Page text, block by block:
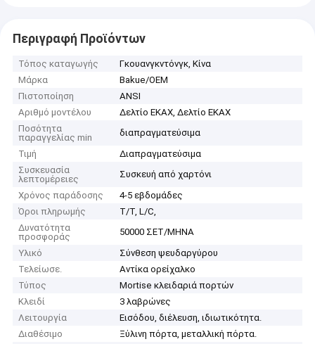
Περιγραφή Προϊόντων
Τόπος καταγωγής
Γκουανγκντόνγκ, Κίνα
Μάρκα
Bakue/OEM
Πιστοποίηση
ANSI
Αριθμό μοντέλου
Δελτίο ΕΚΑΧ, Δελτίο ΕΚΑΧ
Ποσότητα
παραγγελίας min
διαπραγματεύσιμα
Τιμή
Διαπραγματεύσιμα
Συσκευασία
λεπτομέρειες
Συσκευή από χαρτόνι
Χρόνος παράδοσης
4-5 εβδομάδες
Όροι πληρωμής
T/T, L/C,
Δυνατότητα
προσφοράς
50000 ΣΕΤ/ΜΗΝΑ
Υλικό
Σύνθεση ψευδαργύρου
Τελείωσε.
Αντίκα ορείχαλκο
Τύπος
Mortise κλειδαριά πορτών
Κλειδί
3 λαβρώνες
Λειτουργία
Εισόδου, διέλευση, ιδιωτικότητα.
Διαθέσιμο
Ξύλινη πόρτα, μεταλλική πόρτα.